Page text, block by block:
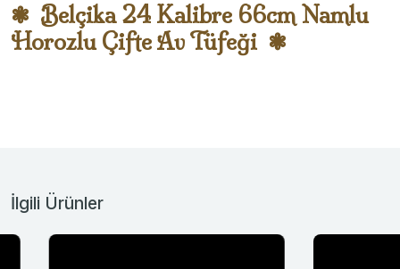
Belçika 24 Kalibre 66cm Namlu
Horozlu Çifte Av Tüfeği
İlgili Ürünler